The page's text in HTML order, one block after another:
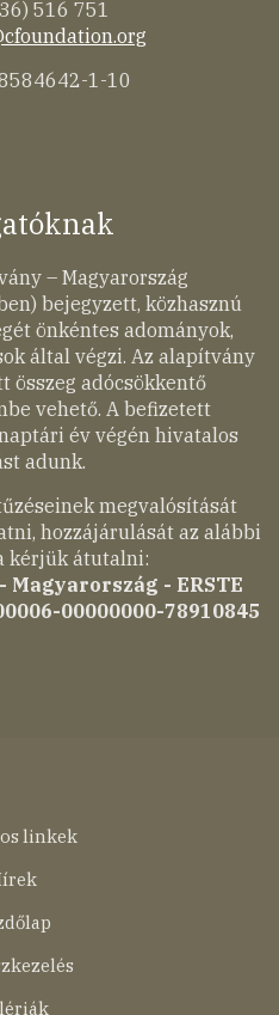
516 751
1-10
– Magyarország
bejegyzett, közhasznú
önkéntes adományok,
által végzi. Az alapítvány
összeg adócsökkentő
vehető. A befizetett
év végén hivatalos
adunk.
megvalósítását
hozzájárulását az alábbi
kérjük átutalni:
- ERSTE
00000000-78910845
linkek